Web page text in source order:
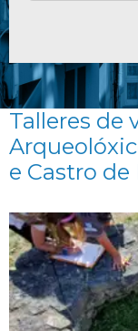
Talleres de
e Castro de